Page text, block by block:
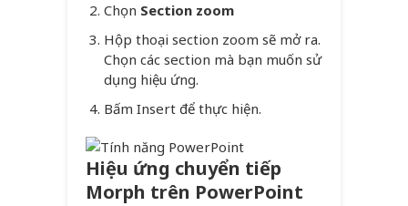
Chọn Section zoom
Hộp thoại section zoom sẽ mở ra.
Chọn các section mà bạn muốn sử
dụng hiệu ứng.
Bấm Insert để thực hiện.
Hiệu ứng chuyển tiếp
Morph trên PowerPoint